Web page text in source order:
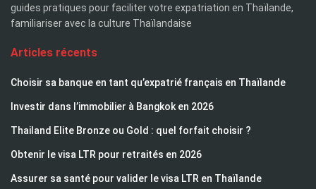
guides pratiques pour faciliter votre expatriation en Thaïlande,
familiariser avec la culture Thaïlandaise
Articles récents
Choisir sa banque en tant qu’expatrié français en Thaïlande
Investir dans l’immobilier à Bangkok en 2026
Thailand Elite Bronze ou Gold : quel forfait choisir ?
Obtenir le visa LTR pour retraités en 2026
Assurer sa santé pour valider le visa LTR en Thaïlande